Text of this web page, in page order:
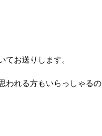
お送りします。
れる方もいらっしゃる